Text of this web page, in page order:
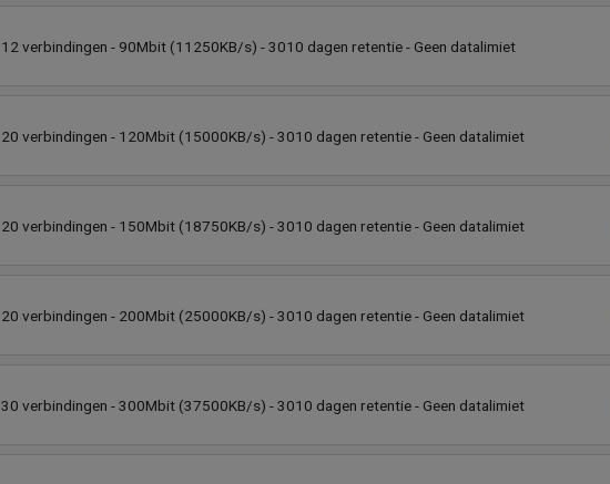
12 verbindingen - 90Mbit (11250KB/s) - 3010 dagen retentie - Geen datalimiet
20 verbindingen - 120Mbit (15000KB/s) - 3010 dagen retentie - Geen datalimiet
20 verbindingen - 150Mbit (18750KB/s) - 3010 dagen retentie - Geen datalimiet
20 verbindingen - 200Mbit (25000KB/s) - 3010 dagen retentie - Geen datalimiet
30 verbindingen - 300Mbit (37500KB/s) - 3010 dagen retentie - Geen datalimiet